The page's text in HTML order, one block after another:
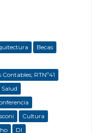
Becas
RTNº41
Salud
Cultura
DI